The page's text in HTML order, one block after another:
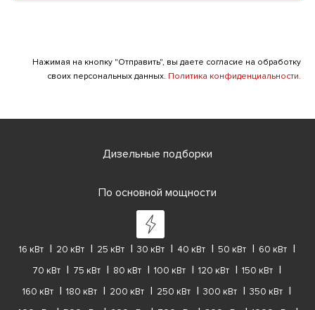
Нажимая на кнопку "Отправить", вы даете согласие на обработку
своих персональных данных. Политика конфиденциальности.
Дизельные подборки
По основной мощности
16 кВт 20 кВт 25 кВт 30 кВт 40 кВт 50 кВт
60 кВт
70 кВт
75 кВт 80 кВт 100 кВт 120 кВт
150 кВт
160 кВт
180 кВт 200 кВт 250 кВт 300 кВт
350 кВт